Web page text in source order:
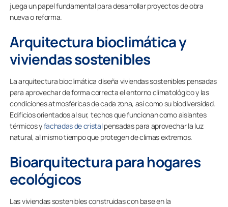
juega un papel fundamental para desarrollar proyectos de obra
nueva o reforma.
Arquitectura bioclimática y
viviendas sostenibles
La arquitectura bioclimática diseña viviendas sostenibles pensadas
para aprovechar de forma correcta el entorno climatológico y las
condiciones atmosféricas de cada zona, así como su biodiversidad.
Edificios orientados al sur, techos que funcionan como aislantes
térmicos yfachadas de cristalpensadas para aprovechar la luz
natural, al mismo tiempo que protegen de climas extremos.
Bioarquitectura para hogares
ecológicos
Las viviendas sostenibles construidas con base en la